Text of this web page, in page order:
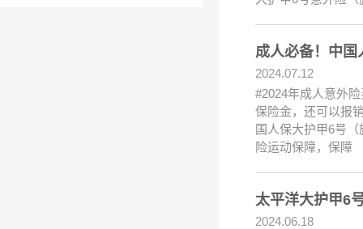
成人必备！中国
2024.07.12
#2024年成人意外
保险金，还可以报
国人保大护甲6号
险运动保障，保障
太平洋大护甲6
2024.06.18